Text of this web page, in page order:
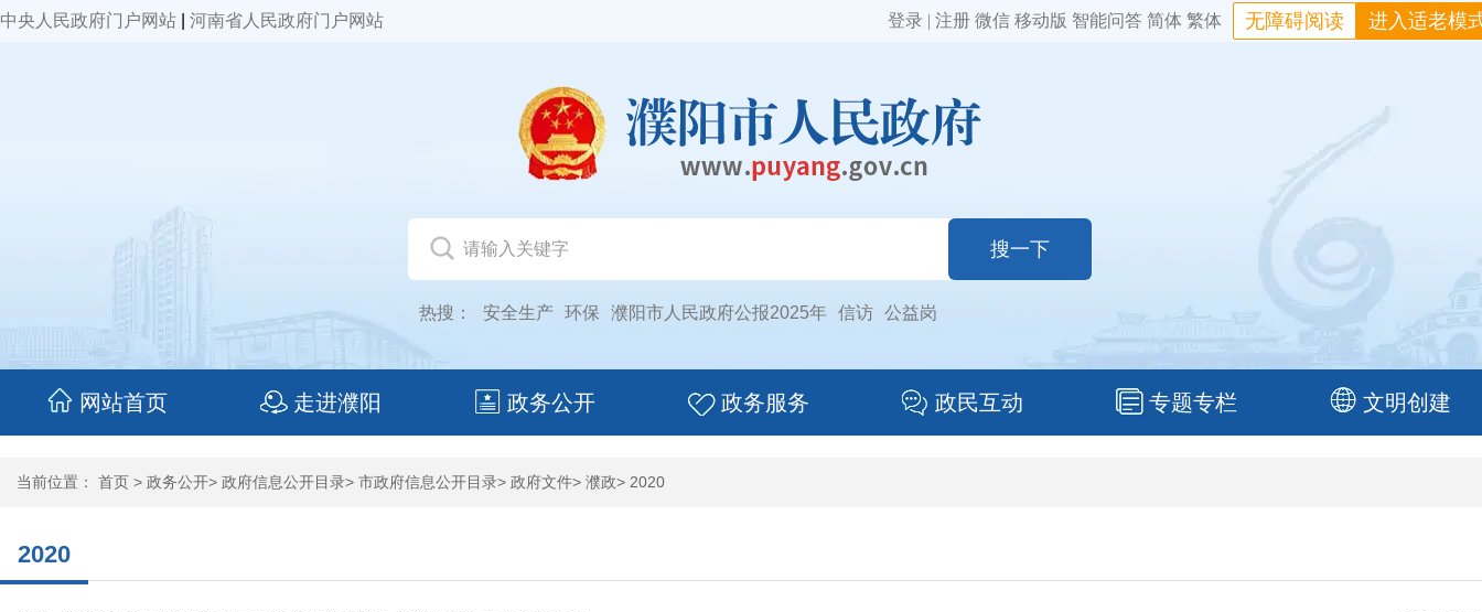
中央人民政府门户网站 河南省人民政府门户网站 登录 | 注册 微信 移动版 智能问答 简体 繁体 无障碍阅读 进入适老模
热搜： 安全生产 环保 濮阳市人民政府公报2025年 信访 公益岗
网站首页 走进濮阳 政务公开 政务服务 政民互动 专题专栏 文明创建
当前位置： 首页 > 政务公开> 政府信息公开目录> 市政府信息公开目录> 政府文件> 濮政> 2020
2020